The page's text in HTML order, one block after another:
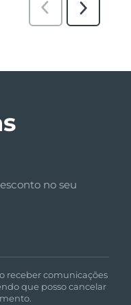
no seu
receber comunicações
que posso cancelar